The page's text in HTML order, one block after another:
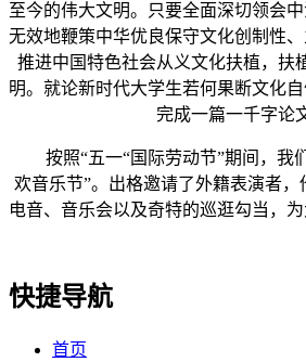
至今的伟大文明。只要全面深切领会
无效地鞭策中华优良保守文化创制性
推进中国特色社会从义文化扶植，扶
明。就论新时代大学生若何果断文化
完成一篇一千字论
按照“五一“国际劳动节”期间，我
欢音乐节”。出格邀请了外籍表演者，
电音、音乐会以及奇特的巡逛勾当，为
快捷导航
首页